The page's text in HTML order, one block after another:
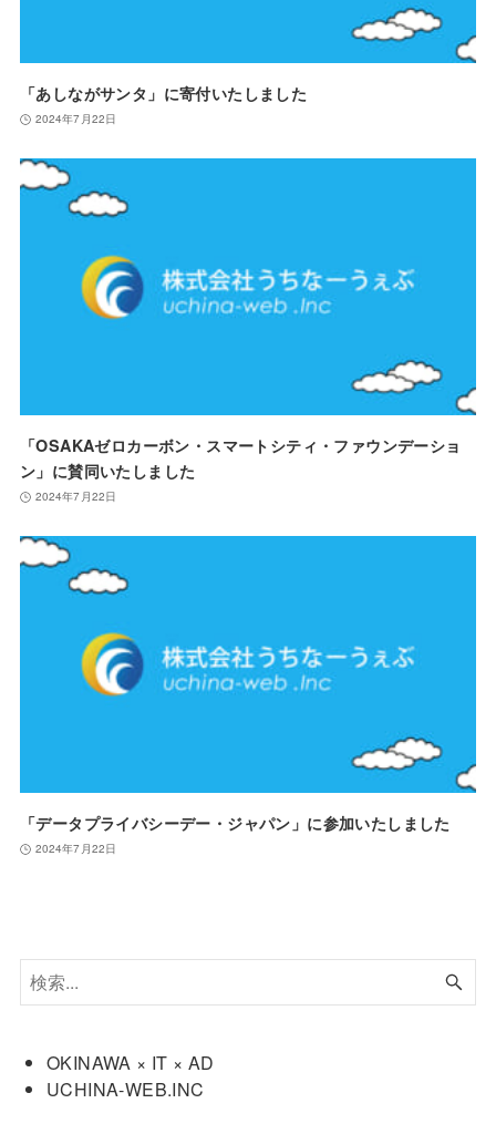
「あしながサンタ」に寄付いたしました
2024年7月22日
「OSAKAゼロカーボン・スマートシティ・ファウンデーショ
ン」に賛同いたしました
2024年7月22日
「データプライバシーデー・ジャパン」に参加いたしました
2024年7月22日
OKINAWA × IT × AD
UCHINA-WEB.INC